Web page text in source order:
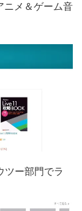
ニメ＆ゲーム音
ツー部門でラ